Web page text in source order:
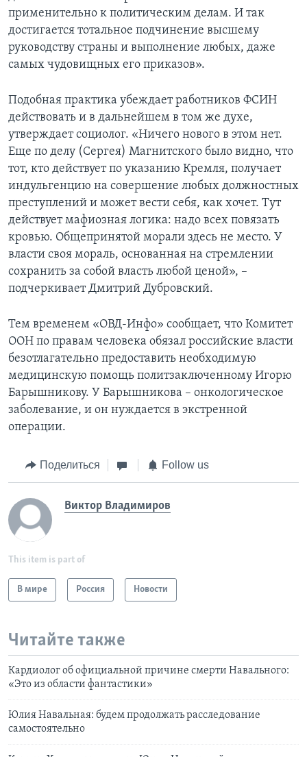
применительно к политическим делам. И так
достигается тотальное подчинение высшему
руководству страны и выполнение любых, даже
самых чудовищных его приказов».
Подобная практика убеждает работников ФСИН
действовать и в дальнейшем в том же духе,
утверждает социолог. «Ничего нового в этом нет.
Еще по делу (Сергея) Магнитского было видно, что
тот, кто действует по указанию Кремля, получает
индульгенцию на совершение любых должностных
преступлений и может вести себя, как хочет. Тут
действует мафиозная логика: надо всех повязать
кровью. Общепринятой морали здесь не место. У
власти своя мораль, основанная на стремлении
сохранить за собой власть любой ценой», –
подчеркивает Дмитрий Дубровский.
Тем временем «ОВД-Инфо» сообщает, что Комитет
ООН по правам человека обязал российские власти
безотлагательно предоставить необходимую
медицинскую помощь политзаключенному Игорю
Барышникову. У Барышникова – онкологическое
заболевание, и он нуждается в экстренной
операции.
Поделиться Follow us
Виктор Владимиров
This item is part of
В мире Россия Новости
Читайте также
Кардиолог об официальной причине смерти Навального:
«Это из области фантастики»
Юлия Навальная: будем продолжать расследование
самостоятельно